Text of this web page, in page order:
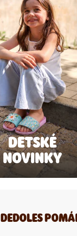
DETSKÉ
NOVINKY
DEDOLES